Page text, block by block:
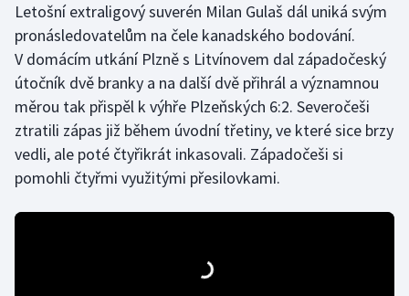
Plážový volejbal
Ragby
Rychlobruslení
Rychlostní kanoistika
Letošní extraligový suverén Milan Gulaš dál uniká svým
pronásledovatelům na čele kanadského bodování.
V domácím utkání Plzně s Litvínovem dal západočeský
útočník dvě branky a na další dvě přihrál a významnou
měrou tak přispěl k výhře Plzeňských 6:2. Severočeši
ztratili zápas již během úvodní třetiny, ve které sice brzy
vedli, ale poté čtyřikrát inkasovali. Západočeši si
pomohli čtyřmi využitými přesilovkami.